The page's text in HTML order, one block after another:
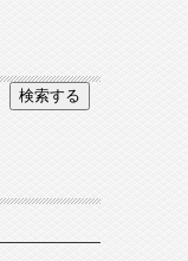
検索する